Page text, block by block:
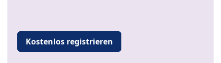
Kostenlos registrieren